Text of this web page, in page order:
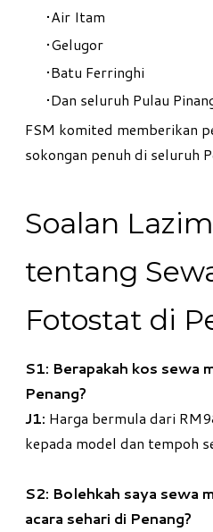
Air Itam
Gelugor
Batu Ferringhi
Dan seluruh Pulau
FSM komited memberikan
sokongan penuh di seluruh
Soalan
tentang
Fotostat di
S1: Berapakah kos sewa
Penang?
J1: Harga bermula dari
kepada model dan tempoh
S2: Bolehkah saya
acara sehari di Penang?